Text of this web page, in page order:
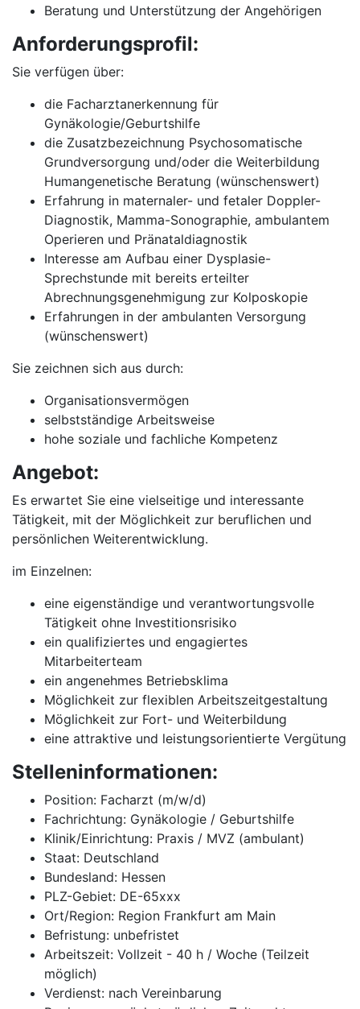
Beratung und Unterstützung der Angehörigen
Anforderungsprofil:
Sie verfügen über:
die Facharztanerkennung für
Gynäkologie/Geburtshilfe
die Zusatzbezeichnung Psychosomatische
Grundversorgung und/oder die Weiterbildung
Humangenetische Beratung (wünschenswert)
Erfahrung in maternaler- und fetaler Doppler-
Diagnostik, Mamma-Sonographie, ambulantem
Operieren und Pränataldiagnostik
Interesse am Aufbau einer Dysplasie-
Sprechstunde mit bereits erteilter
Abrechnungsgenehmigung zur Kolposkopie
Erfahrungen in der ambulanten Versorgung
(wünschenswert)
Sie zeichnen sich aus durch:
Organisationsvermögen
selbstständige Arbeitsweise
hohe soziale und fachliche Kompetenz
Angebot:
Es erwartet Sie eine vielseitige und interessante
Tätigkeit, mit der Möglichkeit zur beruflichen und
persönlichen Weiterentwicklung.
im Einzelnen:
eine eigenständige und verantwortungsvolle
Tätigkeit ohne Investitionsrisiko
ein qualifiziertes und engagiertes
Mitarbeiterteam
ein angenehmes Betriebsklima
Möglichkeit zur flexiblen Arbeitszeitgestaltung
Möglichkeit zur Fort- und Weiterbildung
eine attraktive und leistungsorientierte Vergütung
Stelleninformationen:
Position: Facharzt (m/w/d)
Fachrichtung: Gynäkologie / Geburtshilfe
Klinik/Einrichtung: Praxis / MVZ (ambulant)
Staat: Deutschland
Bundesland: Hessen
PLZ-Gebiet: DE-65xxx
Ort/Region: Region Frankfurt am Main
Befristung: unbefristet
Arbeitszeit: Vollzeit - 40 h / Woche (Teilzeit
möglich)
Verdienst: nach Vereinbarung